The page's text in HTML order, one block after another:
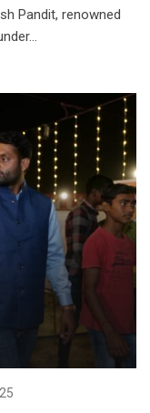
Pandit, renowned